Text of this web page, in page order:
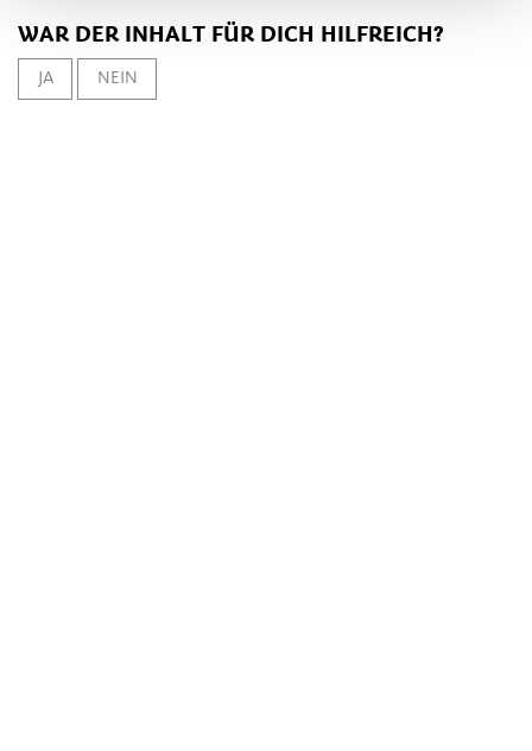
WAR DER INHALT FÜR DICH HILFREICH?
JA NEIN